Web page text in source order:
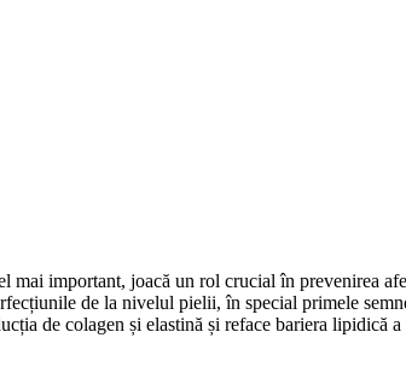
mai important, joacă un rol crucial în prevenirea
de la nivelul pielii, în special primele
de colagen și elastină și reface bariera